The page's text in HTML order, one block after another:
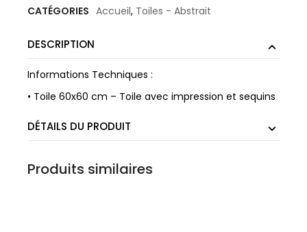
CATÉGORIES Accueil, Toiles - Abstrait
DESCRIPTION
Informations Techniques :
• Toile 60x60 cm – Toile avec impression et sequins
DÉTAILS DU PRODUIT
Produits similaires